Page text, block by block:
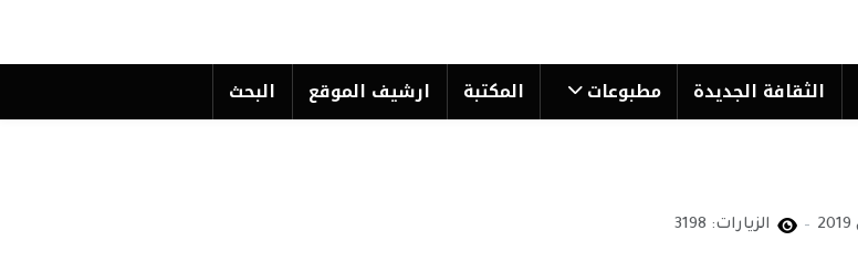
الثقافة الجدیدة مطبوعات المكتبة ارشیف الموقع البحث
الزيارات: 3198